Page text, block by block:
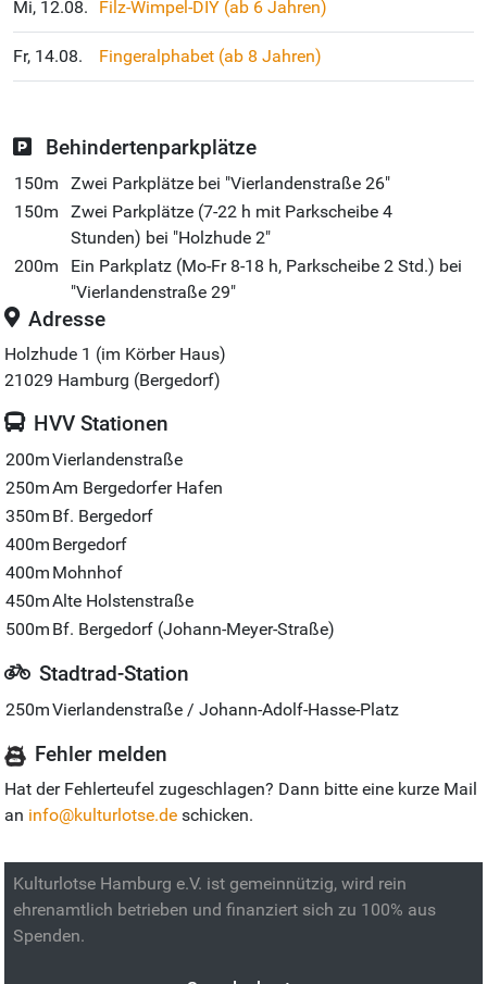
Mi, 12.08. Filz-Wimpel-DIY (ab 6 Jahren)
Fr, 14.08. Fingeralphabet (ab 8 Jahren)
Behindertenparkplätze
150m
Zwei Parkplätze bei "Vierlandenstraße 26"
150m
Zwei Parkplätze (7-22 h mit Parkscheibe 4
Stunden) bei "Holzhude 2"
200m
Ein Parkplatz (Mo-Fr 8-18 h, Parkscheibe 2 Std.) bei
"Vierlandenstraße 29"
Adresse
Holzhude 1 (im Körber Haus)
21029 Hamburg (Bergedorf)
HVV Stationen
200mVierlandenstraße
250mAm Bergedorfer Hafen
350m Bf. Bergedorf
400m Bergedorf
400m Mohnhof
450mAlte Holstenstraße
500m Bf. Bergedorf (Johann-Meyer-Straße)
Stadtrad-Station
250mVierlandenstraße / Johann-Adolf-Hasse-Platz
Fehler melden
Hat der Fehlerteufel zugeschlagen? Dann bitte eine kurze Mail
an info@kulturlotse.de schicken.
Kulturlotse Hamburg e.V. ist gemeinnützig, wird rein
ehrenamtlich betrieben und finanziert sich zu 100% aus
Spenden.